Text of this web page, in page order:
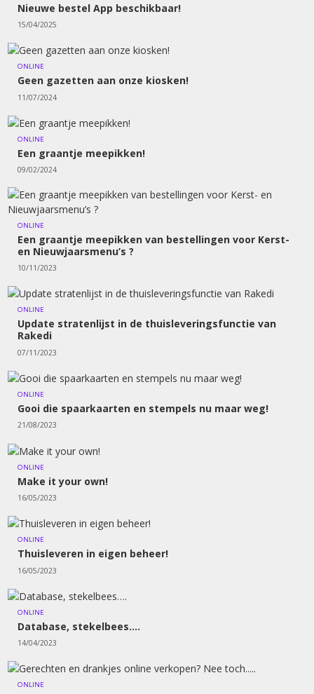
Nieuwe bestel App beschikbaar!
15/04/2025
ONLINE
Geen gazetten aan onze kiosken!
11/07/2024
ONLINE
Een graantje meepikken!
09/02/2024
ONLINE
Een graantje meepikken van bestellingen voor Kerst-
en Nieuwjaarsmenu’s ?
10/11/2023
ONLINE
Update stratenlijst in de thuisleveringsfunctie van
Rakedi
07/11/2023
ONLINE
Gooi die spaarkaarten en stempels nu maar weg!
21/08/2023
ONLINE
Make it your own!
16/05/2023
ONLINE
Thuisleveren in eigen beheer!
16/05/2023
ONLINE
Database, stekelbees….
14/04/2023
ONLINE